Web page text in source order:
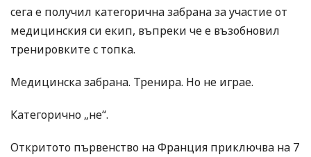
сега е получил категорична забрана за участие от
медицинския си екип, въпреки че е възобновил
тренировките с топка.
Медицинска забрана. Тренира. Но не играе.
Категорично „не“.
Откритото първенство на Франция приключва на 7